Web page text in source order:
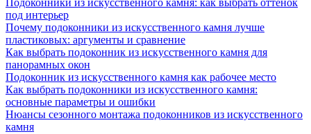
Подоконники из искусственного камня: как выбрать оттенок
под интерьер
Почему подоконники из искусственного камня лучше
пластиковых: аргументы и сравнение
Как выбрать подоконник из искусственного камня для
панорамных окон
Подоконник из искусственного камня как рабочее место
Как выбрать подоконники из искусственного камня:
основные параметры и ошибки
Нюансы сезонного монтажа подоконников из искусственного
камня